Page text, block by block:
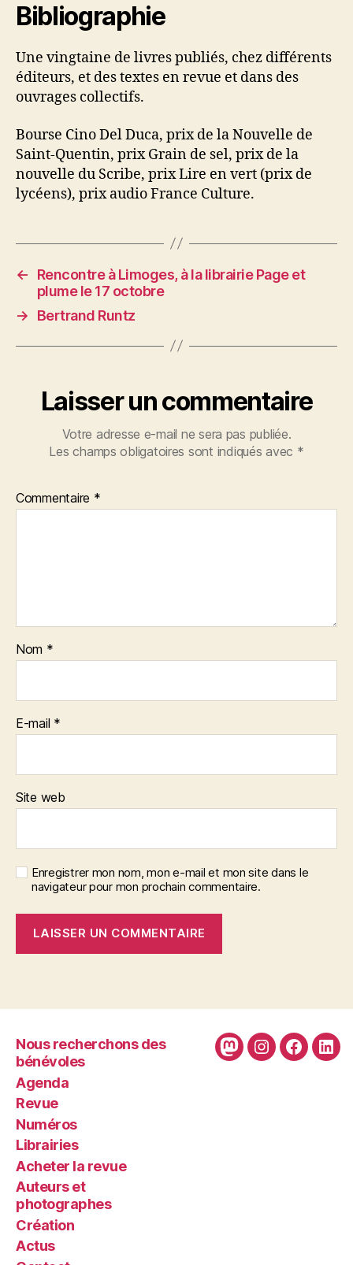
Bibliographie
Une vingtaine de livres publiés, chez différents
éditeurs, et des textes en revue et dans des
ouvrages collectifs.
Bourse Cino Del Duca, prix de la Nouvelle de
Saint-Quentin, prix Grain de sel, prix de la
nouvelle du Scribe, prix Lire en vert (prix de
lycéens), prix audio France Culture.
←
Rencontre à Limoges, à la librairie Page et
plume le 17 octobre
→
Bertrand Runtz
Laisser un commentaire
Votre adresse e-mail ne sera pas publiée.
Les champs obligatoires sont indiqués avec *
Commentaire *
Nom *
E-mail *
Site web
Enregistrer mon nom, mon e-mail et mon site dans le
navigateur pour mon prochain commentaire.
Nous recherchons des
bénévoles
Agenda
Revue
Numéros
Librairies
Acheter la revue
Auteurs et
photographes
Création
Actus
MastodonInstagram